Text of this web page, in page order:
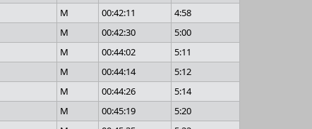
M 00:42:11
4:58
M 00:42:30
5:00
M 00:44:02
5:11
M 00:44:14
5:12
M 00:44:26
5:14
M 00:45:19
5:20